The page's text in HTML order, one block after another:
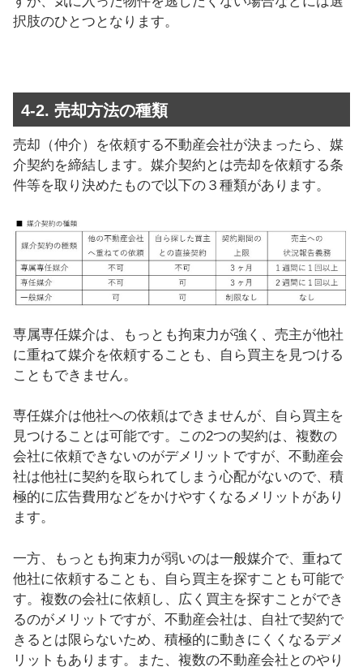
択肢のひとつとなります。
4-2. 売却方法の種類
売却（仲介）を依頼する不動産会社が決まったら、媒
介契約を締結します。媒介契約とは売却を依頼する条
件等を取り決めたもので以下の３種類があります。
専属専任媒介は、もっとも拘束力が強く、売主が他社
に重ねて媒介を依頼することも、自ら買主を見つける
こともできません。
専任媒介は他社への依頼はできませんが、自ら買主を
見つけることは可能です。この2つの契約は、複数の
会社に依頼できないのがデメリットですが、不動産会
社は他社に契約を取られてしまう心配がないので、積
極的に広告費用などをかけやすくなるメリットがあり
ます。
一方、もっとも拘束力が弱いのは一般媒介で、重ねて
他社に依頼することも、自ら買主を探すことも可能で
す。複数の会社に依頼し、広く買主を探すことができ
るのがメリットですが、不動産会社は、自社で契約で
きるとは限らないため、積極的に動きにくくなるデメ
リットもあります。また、複数の不動産会社とのやり